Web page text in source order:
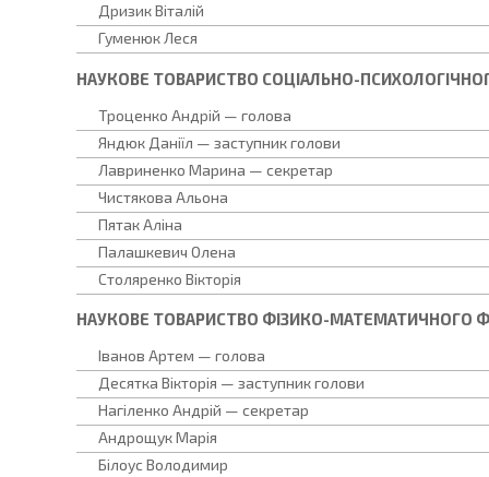
Дризик Віталій
Гуменюк Леся
НАУКОВЕ ТОВАРИСТВО СОЦІАЛЬНО-
Троценко Андрій — голова
Яндюк Даніїл — заступник голови
Лавриненко Марина — секретар
Чистякова Альона
Пятак Аліна
Палашкевич Олена
Столяренко Вікторія
НАУКОВЕ ТОВАРИСТВО ФІЗИКО-МАТЕМАТИЧНОГО
Іванов Артем — голова
Десятка Вікторія — заступник голови
Нагіленко Андрій — секретар
Андрощук Марія
Білоус Володимир